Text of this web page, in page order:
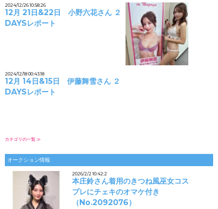
2024/12/26 10:58:26
12月 21日&22日 小野六花さん ２
DAYSレポート
2024/12/18 00:43:18
12月 14日&15日 伊藤舞雪さん ２
DAYSレポート
カテゴリの一覧 ≫
オークション情報
2026/2/2 10:42:2
本庄鈴さん着用のきつね風巫女コス
プレにチェキのオマケ付き
（No.2092076）